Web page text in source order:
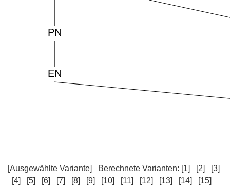
[Ausgewählte Variante] Berechnete Varianten: [1] [2]
[3]
[4]
[5] [6] [7] [8] [9] [10] [11] [12] [13] [14]
[15]